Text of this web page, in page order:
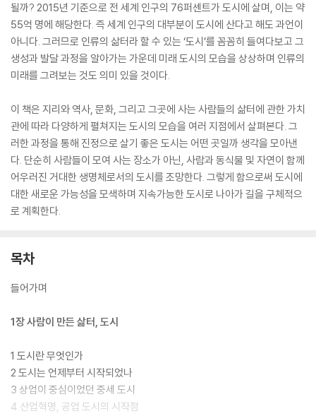
될까? 2015년 기준으로 전 세계 인구의 76퍼센트가 도시에 살며, 이는 약
55억 명에 해당한다. 즉 세계 인구의 대부분이 도시에 산다고 해도 과언이
아니다. 그러므로 인류의 삶터라 할 수 있는 ‘도시’를 꼼꼼히 들여다보고 그
생성과 발달 과정을 알아가는 가운데 미래 도시의 모습을 상상하며 인류의
미래를 그려보는 것도 의미 있을 것이다.
이 책은 지리와 역사, 문화, 그리고 그곳에 사는 사람들의 삶터에 관한 가치
관에 따라 다양하게 펼쳐지는 도시의 모습을 여러 지점에서 살펴본다. 그
러한 과정을 통해 진정으로 살기 좋은 도시는 어떤 곳일까 생각을 모아낸
다. 단순히 사람들이 모여 사는 장소가 아닌, 사람과 동식물 및 자연이 함께
어우러진 거대한 생명체로서의 도시를 조망한다. 그렇게 함으로써 도시에
대한 새로운 가능성을 모색하며 지속가능한 도시로 나아가 길을 구체적으
로 계획한다.
목차
들어가며
1장 사람이 만든 삶터, 도시
1 도시란 무엇인가
2 도시는 언제부터 시작되었나
3 상업이 중심이었던 중세 도시
4 산업혁명, 공업 도시의 시작점